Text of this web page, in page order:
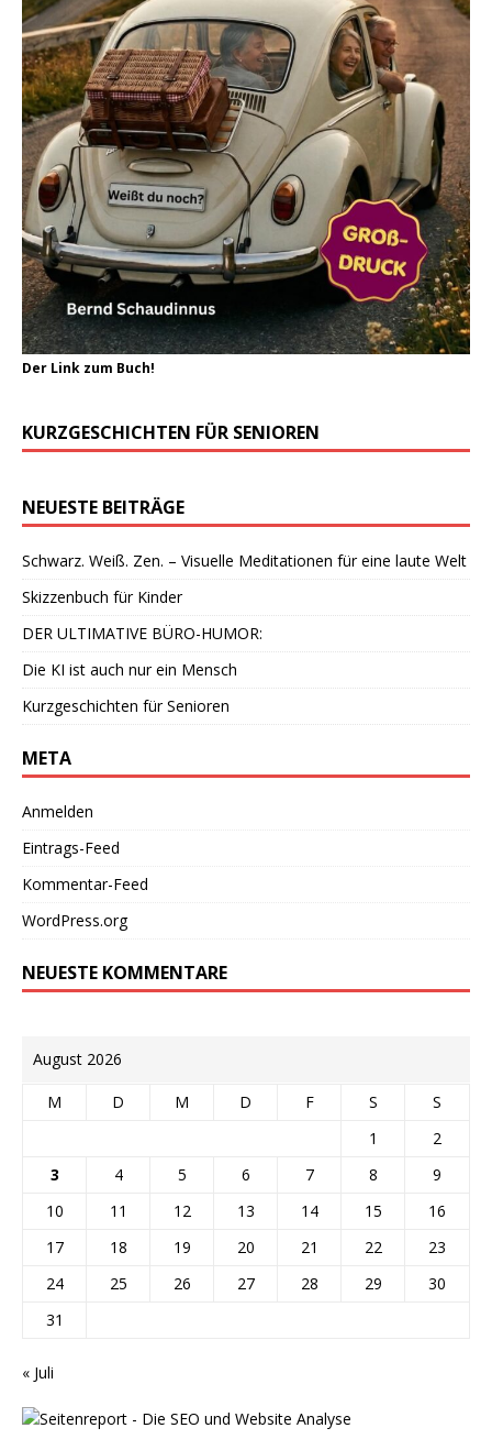
Der Link zum Buch!
KURZGESCHICHTEN FÜR SENIOREN
NEUESTE BEITRÄGE
Schwarz. Weiß. Zen. – Visuelle Meditationen für eine laute Welt
Skizzenbuch für Kinder
DER ULTIMATIVE BÜRO-HUMOR:
Die KI ist auch nur ein Mensch
Kurzgeschichten für Senioren
META
Anmelden
Eintrags-Feed
Kommentar-Feed
WordPress.org
NEUESTE KOMMENTARE
August 2026
M D M D F S
S
1
2
3
4 5 6 7 8
9
10
11 12 13 14 15
16
17
18 19 20 21 22
23
24
25 26 27 28 29
30
31
« Juli